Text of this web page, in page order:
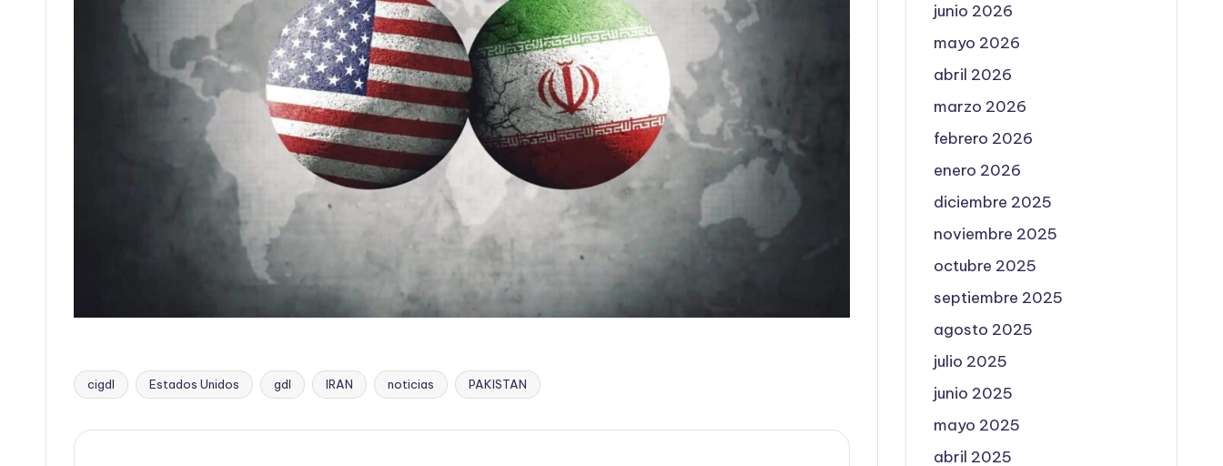
Etiquetas:
cigdl Estados Unidos gdl IRAN noticias PAKISTAN
junio 2026
mayo 2026
abril 2026
marzo 2026
febrero 2026
enero 2026
diciembre 2025
noviembre 2025
octubre 2025
septiembre 2025
agosto 2025
julio 2025
junio 2025
mayo 2025
abril 2025